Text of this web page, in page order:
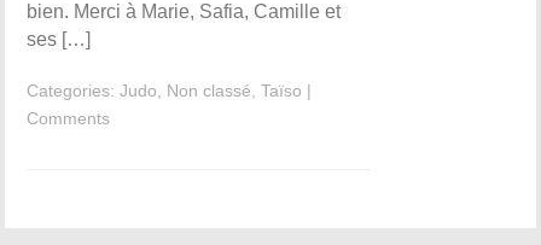
bien. Merci à Marie, Safia, Camille et
ses […]
Categories:Judo Non classé ,Taïso |
Comments